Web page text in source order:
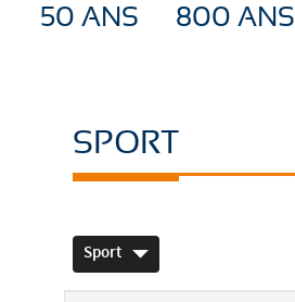
50 ANS 800 ANS
SPORT
Sport